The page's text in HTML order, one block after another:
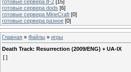
готовые сервера tf-2 [15]
готовые сервера dods [6]
готовые сервера MineCraft [0]
готовые сервера разное [0]
Главная » Файлы » игры
Death Track: Resurrection (2009/ENG) + UA-IX
[ ]